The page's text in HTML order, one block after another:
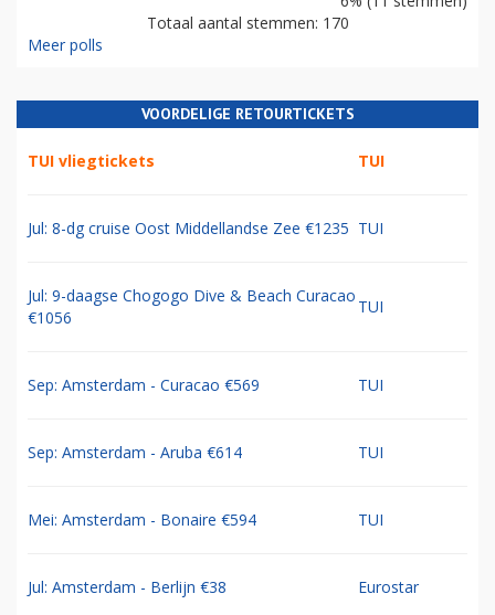
Totaal aantal stemmen: 170
Meer polls
VOORDELIGE RETOURTICKETS
TUI vliegtickets TUI
Jul: 8-dg cruise Oost Middellandse Zee €1235 TUI
Jul: 9-daagse Chogogo Dive & Beach Curacao
€1056
TUI
Sep: Amsterdam - Curacao €569 TUI
Sep: Amsterdam - Aruba €614 TUI
Mei: Amsterdam - Bonaire €594 TUI
Jul: Amsterdam - Berlijn €38 Eurostar